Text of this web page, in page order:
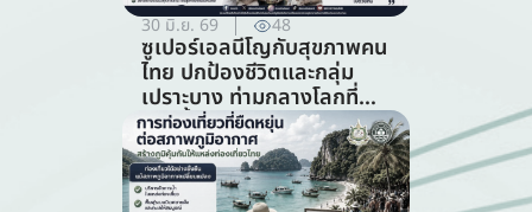
30 มิ.ย. 69 48
ซูเปอร์เอลนีโญกับสุขภาพคน
ไทย ปกป้องชีวิตและกลุ่ม
เปราะบาง ท่ามกลางโลกที่
ร้อนขึ้น (สาขาสาธารณสุข)